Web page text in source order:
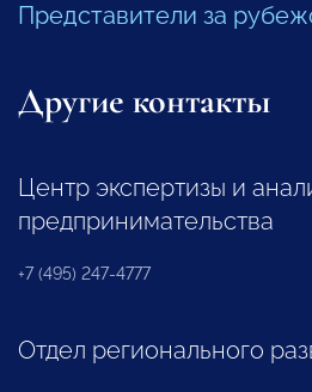
Представители за
Другие контакты
Центр экспертизы и
предпринимательства
+7 (495) 247-4777
Отдел регионального